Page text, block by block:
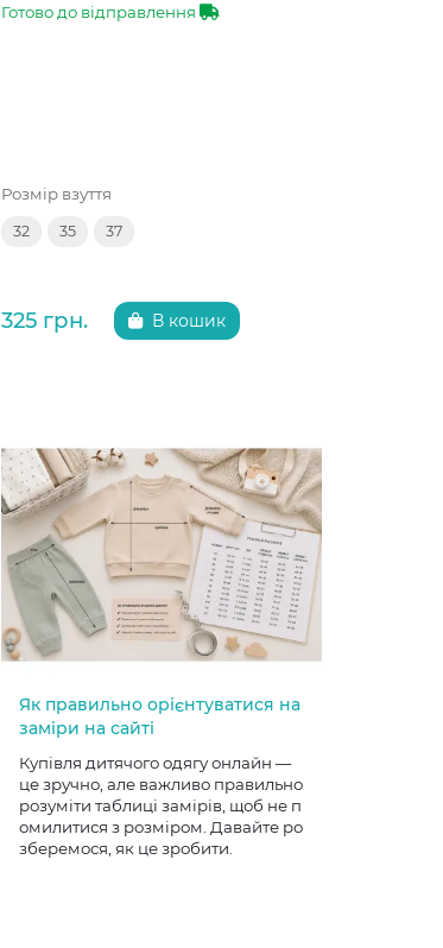
Готово до відправлення
Розмір взуття
32 35 37
325 грн. В кошик
Як правильно орієнтуватися на
заміри на сайті
Купівля дитячого одягу онлайн —
це зручно, але важливо правильно
розуміти таблиці замірів, щоб не п
омилитися з розміром. Давайте ро
зберемося, як це зробити.